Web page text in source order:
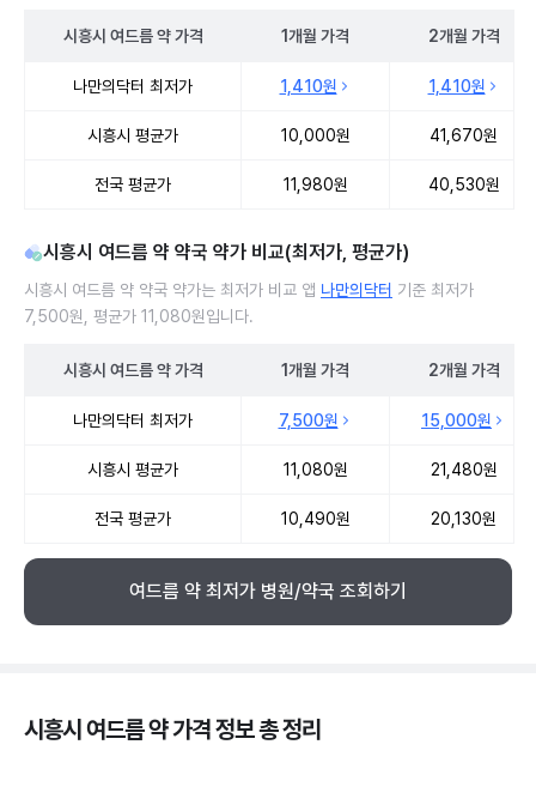
시흥시 여드름 약가격 1개월 가격 2개월 가격
나만의닥터 최저가 1,410원 1,410원
시흥시 평균가 10,000원 41,670원
전국 평균가 11,980원 40,530원
시흥시 여드름 약 약국 약가 비교(최저가, 평균가)
시흥시 여드름 약 약국 약가는 최저가 비교 앱 나만의닥터 기준 최저가
7,500원, 평균가 11,080원입니다.
시흥시 여드름 약가격 1개월 가격 2개월 가격
나만의닥터 최저가 7,500원 15,000원
시흥시 평균가 11,080원 21,480원
전국 평균가 10,490원 20,130원
여드름 약 최저가 병원/약국 조회하기
시흥시 여드름 약 가격 정보 총 정리